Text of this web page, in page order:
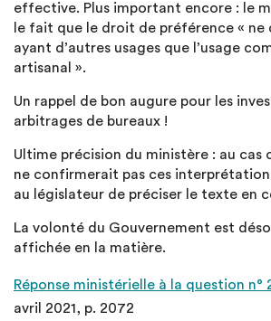
effective. Plus important encore : le
le fait que le droit de préférence « ne
ayant d’autres usages que l’usage
artisanal ».
Un rappel de bon augure pour les
arbitrages de bureaux !
Ultime précision du ministère : au cas
ne confirmerait pas ces
au législateur de préciser le texte en
La volonté du Gouvernement est
affichée en la matière.
Réponse ministérielle à la question n°
avril 2021, p. 2072